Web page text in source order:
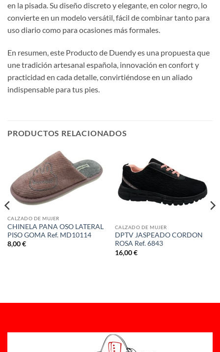
en la pisada. Su diseño discreto y elegante, en color negro, lo
convierte en un modelo versátil, fácil de combinar tanto para
uso diario como para ocasiones más formales.
En resumen, este Producto de Duendy es una propuesta que
une tradición artesanal española, innovación en confort y
practicidad en cada detalle, convirtiéndose en un aliado
indispensable para tus pies.
PRODUCTOS RELACIONADOS
CALZADO DE MUJER
CHINELA PANA OSO LATERAL
PISO GOMA Ref. MD10114
8,00€
CALZADO DE MUJER
DPTV JASPEADO CORDON
ROSA Ref. 6843
16,00€